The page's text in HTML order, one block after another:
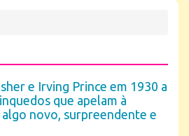
e Irving Prince em 1930 a
que apelam à
algo novo, surpreendente e